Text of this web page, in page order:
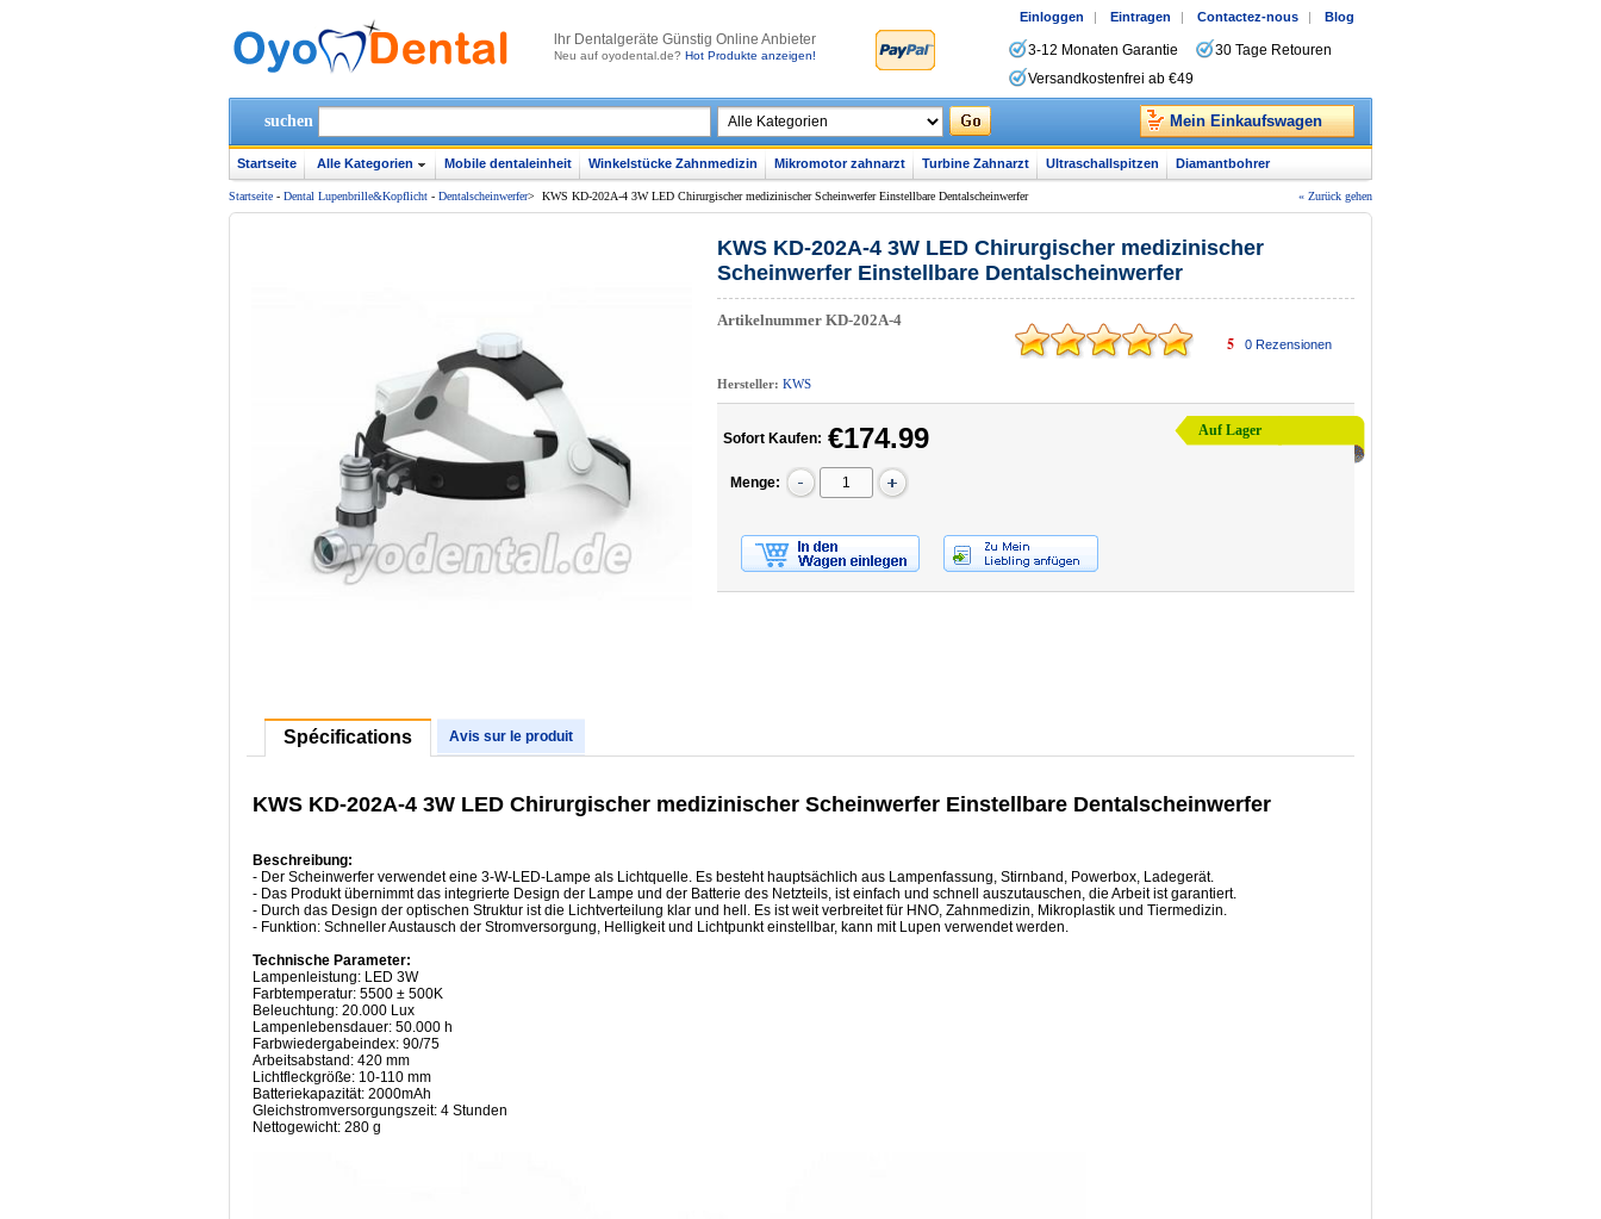
lhr Dentalgeräte Günstig Online Anbieter
Neu auf oyodental.de? Hot Produkte anzeigen!
Einloggen | Eintragen | Contactez-nous | Blog
3-12 Monaten Garantie
30 Tage Retouren
Versandkostenfrei ab €49
suchen Mein Einkaufswagen
Startseite Alle Kategorien Mobile dentaleinheit Winkelstücke Zahnmedizin Mikromotor zahnarzt Turbine Zahnarzt Ultraschallspitzen Diamantbohrer
Startseite - Dental Lupenbrille&Kopflicht - Dentalscheinwerfer> KWS KD-202A-4 3W LED Chirurgischer medizinischer Scheinwerfer Einstellbare Dentalscheinwerfer « Zurück gehen
KWS KD-202A-4 3W LED Chirurgischer medizinischer
Scheinwerfer Einstellbare Dentalscheinwerfer
Artikelnummer KD-202A-4
5 0Rezensionen
Hersteller: KWS
Auf Lager
Sofort Kaufen: €174.99
Menge:
Spécifications Avis sur le produit
KWS KD-202A-4 3W LED Chirurgischer medizinischer Scheinwerfer Einstellbare Dentalscheinwerfer
Beschreibung:
- Der Scheinwerfer verwendet eine 3-W-LED-Lampe als Lichtquelle. Es besteht hauptsächlich aus Lampenfassung, Stirnband, Powerbox, Ladegerät.
- Das Produkt übernimmt das integrierte Design der Lampe und der Batterie des Netzteils, ist einfach und schnell auszutauschen, die Arbeit ist garantiert.
- Durch das Design der optischen Struktur ist die Lichtverteilung klar und hell. Es ist weit verbreitet für HNO, Zahnmedizin, Mikroplastik und Tiermedizin.
- Funktion: Schneller Austausch der Stromversorgung, Helligkeit und Lichtpunkt einstellbar, kann mit Lupen verwendet werden.
Technische Parameter:
Lampenleistung: LED 3W
Farbtemperatur: 5500 ± 500K
Beleuchtung: 20.000 Lux
Lampenlebensdauer: 50.000 h
Farbwiedergabeindex: 90/75
Arbeitsabstand: 420 mm
Lichtfleckgröße: 10-110 mm
Batteriekapazität: 2000mAh
Gleichstromversorgungszeit: 4 Stunden
Nettogewicht: 280 g